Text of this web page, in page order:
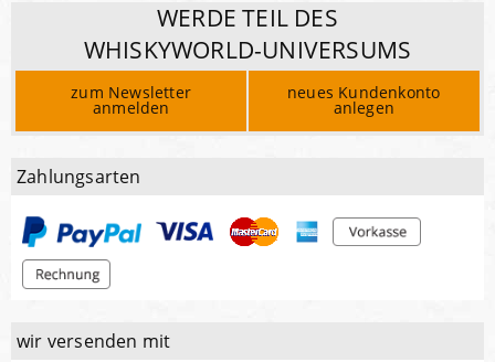
WERDE TEIL DES
WHISKYWORLD-UNIVERSUMS
zum Newsletter
anmelden
neues Kundenkonto
anlegen
Zahlungsarten
wir versenden mit